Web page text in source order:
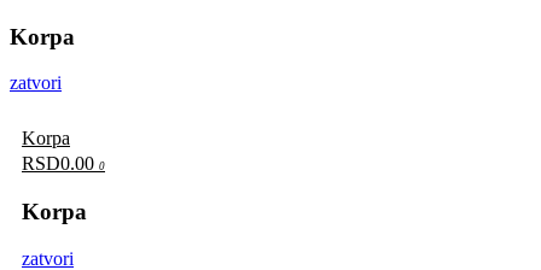
Korpa
zatvori
Korpa
RSD0.00 0
Korpa
zatvori